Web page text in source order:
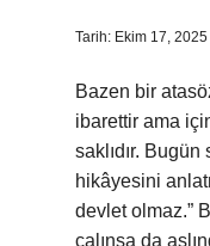
Tarih: Ekim 17, 2025
Bazen bir
ibarettir ama
saklıdır.
hikâyesini
devlet olmaz.”
çalınsa da